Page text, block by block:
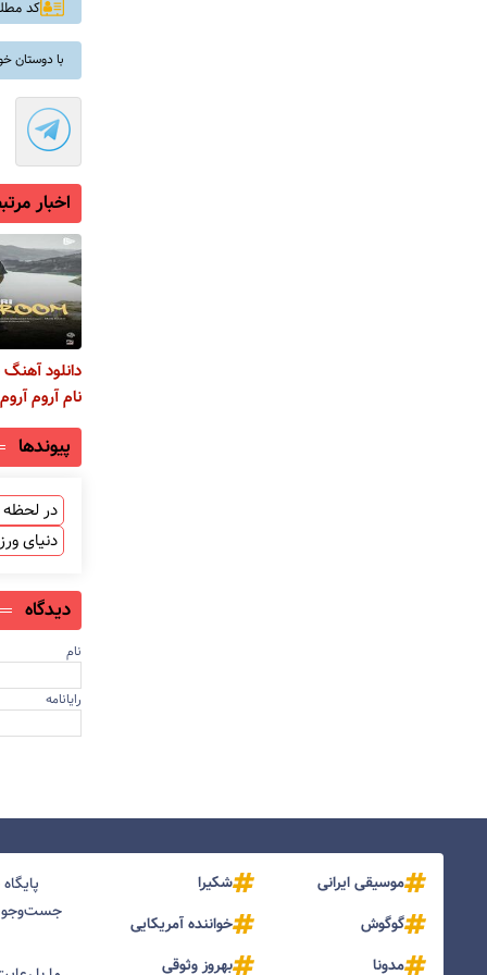
کد مطلب:
با دوستان
اخبار
دانلود
نام آروم آروم
پیوندها
در لحظه
دنیای
دیدگاه
نام
رایانامه
موسیقی ایرانی
شکیرا
گوگوش
خواننده آمریکایی
مدونا
بهروز وثوقی
جست‌و‌جو و